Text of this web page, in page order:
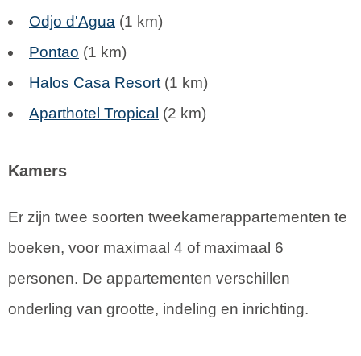
Odjo d'Agua (1 km)
Pontao (1 km)
Halos Casa Resort (1 km)
Aparthotel Tropical (2 km)
Kamers
Er zijn twee soorten tweekamerappartementen te
boeken, voor maximaal 4 of maximaal 6
personen. De appartementen verschillen
onderling van grootte, indeling en inrichting.